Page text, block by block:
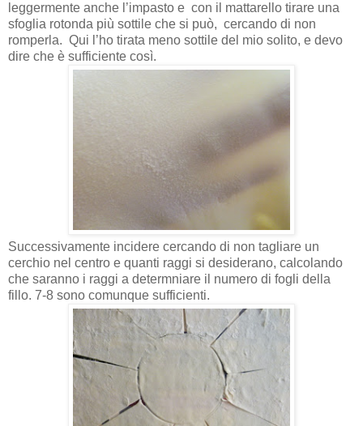
leggermente anche l’impasto e con il mattarello tirare una
sfoglia rotonda più sottile che si può, cercando di non
romperla. Qui l’ho tirata meno sottile del mio solito, e devo
dire che è sufficiente così.
Successivamente incidere cercando di non tagliare un
cerchio nel centro e quanti raggi si desiderano, calcolando
che saranno i raggi a determniare il numero di fogli della
fillo. 7-8 sono comunque sufficienti.